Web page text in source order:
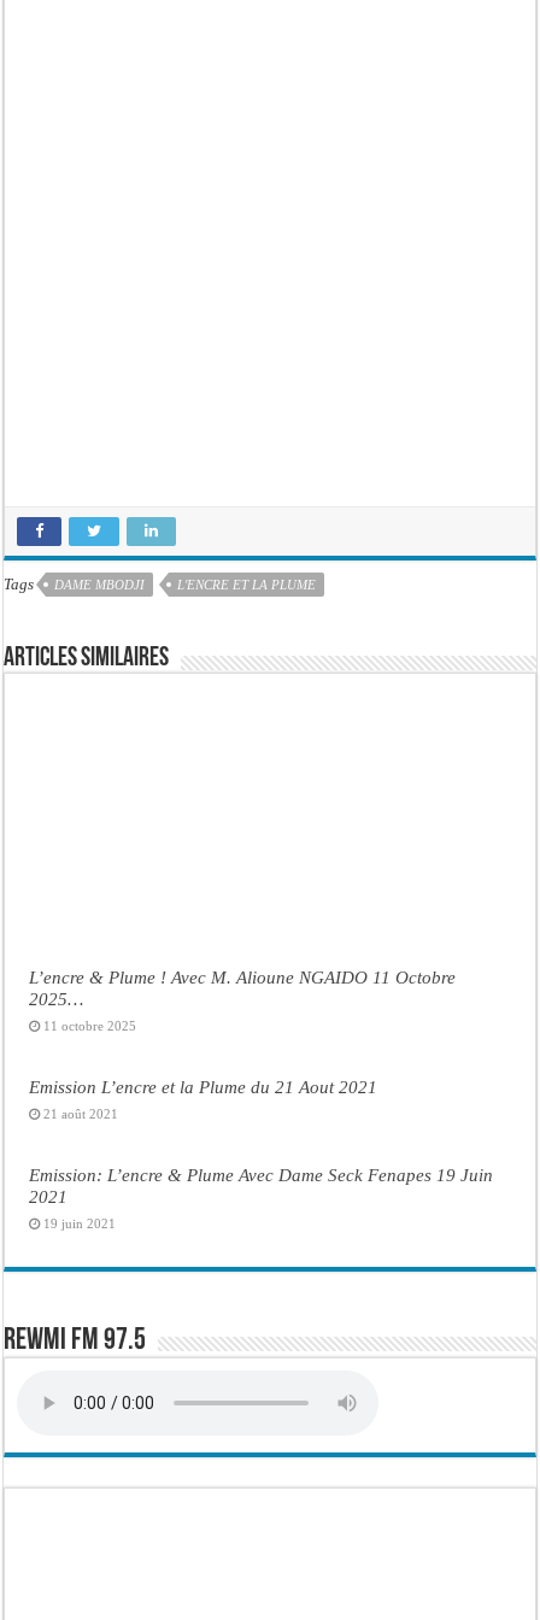
Tags DAME MBODJI L'ENCRE ET LA PLUME
Articles similaires
L’encre & Plume ! Avec M. Alioune NGAIDO 11 Octobre
2025…
11 octobre 2025
Emission L’encre et la Plume du 21 Aout 2021
21 août 2021
Emission: L’encre & Plume Avec Dame Seck Fenapes 19 Juin
2021
19 juin 2021
Rewmi FM 97.5